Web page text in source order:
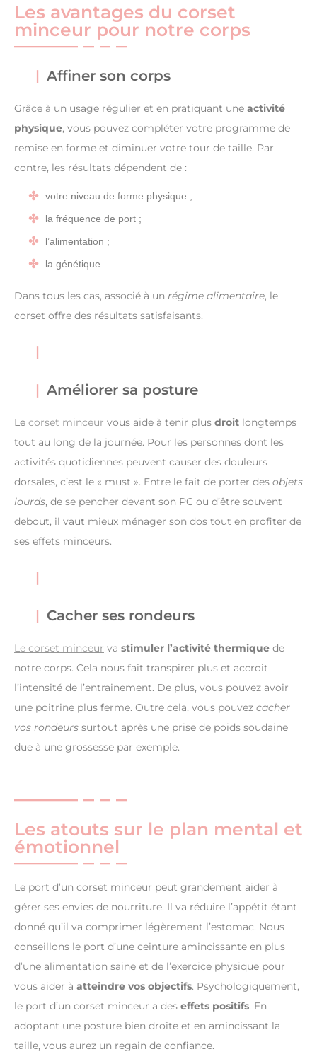
Les avantages du corset
minceur pour notre corps
Affiner son corps
Grâce à un usage régulier et en pratiquant une activité
physique, vous pouvez compléter votre programme de
remise en forme et diminuer votre tour de taille. Par
contre, les résultats dépendent de :
votre niveau de forme physique ;
la fréquence de port ;
l’alimentation ;
la génétique.
Dans tous les cas, associé à un régime alimentaire, le
corset offre des résultats satisfaisants.
Améliorer sa posture
Le corset minceur vous aide à tenir plus droit longtemps
tout au long de la journée. Pour les personnes dont les
activités quotidiennes peuvent causer des douleurs
dorsales, c’est le « must ». Entre le fait de porter des objets
lourds, de se pencher devant son PC ou d’être souvent
debout, il vaut mieux ménager son dos tout en profiter de
ses effets minceurs.
Cacher ses rondeurs
Le corset minceur va stimuler l’activité thermique de
notre corps. Cela nous fait transpirer plus et accroit
l’intensité de l’entrainement. De plus, vous pouvez avoir
une poitrine plus ferme. Outre cela, vous pouvez cacher
vos rondeurs surtout après une prise de poids soudaine
due à une grossesse par exemple.
Les atouts sur le plan mental et
émotionnel
Le port d’un corset minceur peut grandement aider à
gérer ses envies de nourriture. Il va réduire l’appétit étant
donné qu’il va comprimer légèrement l’estomac. Nous
conseillons le port d’une ceinture amincissante en plus
d’une alimentation saine et de l’exercice physique pour
vous aider à atteindre vos objectifs. Psychologiquement,
le port d’un corset minceur a des effets positifs. En
adoptant une posture bien droite et en amincissant la
taille, vous aurez un regain de confiance.